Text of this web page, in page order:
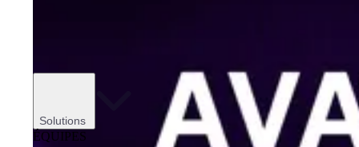
Solutions
ÉQUIPES